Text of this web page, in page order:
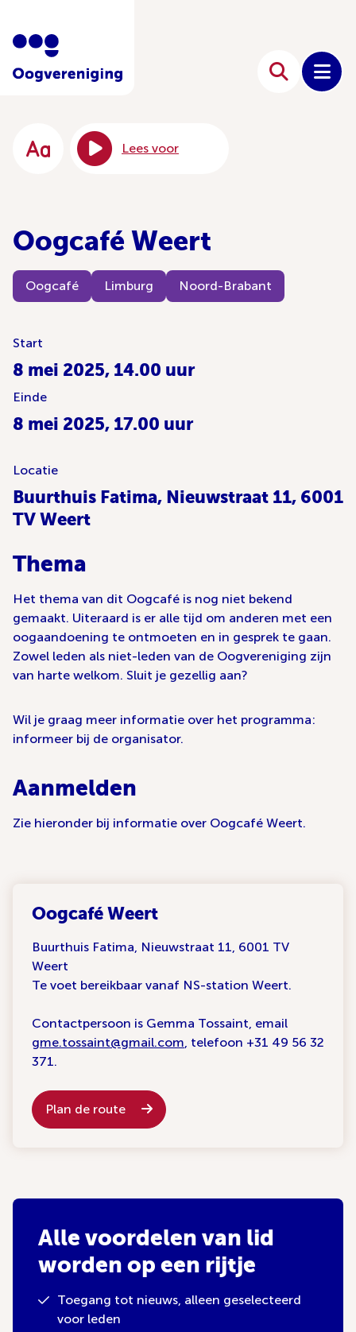
Lees voor
Oogcafé Weert
Oogcafé Limburg Noord-Brabant
Start
8 mei 2025, 14.00 uur
Einde
8 mei 2025, 17.00 uur
Locatie
Buurthuis Fatima, Nieuwstraat 11, 6001
TV Weert
Thema
Het thema van dit Oogcafé is nog niet bekend
gemaakt. Uiteraard is er alle tijd om anderen met een
oogaandoening te ontmoeten en in gesprek te gaan.
Zowel leden als niet-leden van de Oogvereniging zijn
van harte welkom. Sluit je gezellig aan?
Wil je graag meer informatie over het programma:
informeer bij de organisator.
Aanmelden
Zie hieronder bij informatie over Oogcafé Weert.
Oogcafé Weert
Buurthuis Fatima, Nieuwstraat 11, 6001 TV
Weert
Te voet bereikbaar vanaf NS-station Weert.
Contactpersoon is Gemma Tossaint, email
gme.tossaint@gmail.com, telefoon +31 49 56 32
371.
Plan de route
Alle voordelen van lid
worden op een rijtje
Toegang tot nieuws, alleen geselecteerd
voor leden